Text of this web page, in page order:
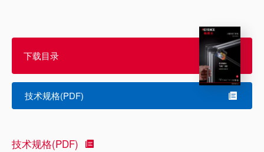
下载目录
技术规格(PDF)
技术规格(PDF)